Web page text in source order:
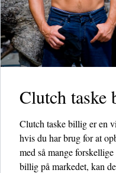
Clutch taske
Clutch taske billig er en
hvis du har brug for at
med så mange
billig på markedet, kan